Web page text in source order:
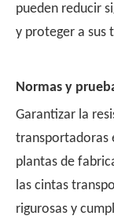
pueden reducir
y proteger a sus
Normas y
Garantizar la
transportadoras
plantas de
las cintas
rigurosas y